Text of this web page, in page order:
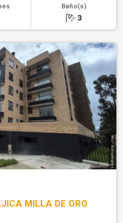
Baño(s)
3
MILLA DE ORO